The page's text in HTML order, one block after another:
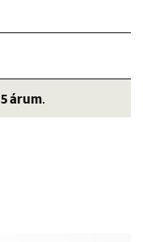
5 árum.